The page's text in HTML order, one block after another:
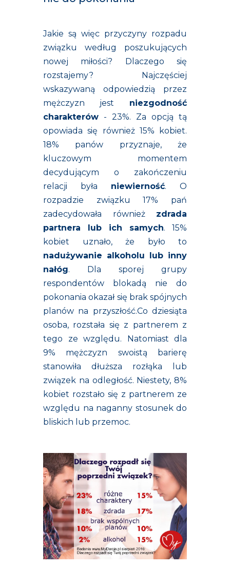
Jakie są więc przyczyny rozpadu
związku według poszukujących
nowej miłości? Dlaczego się
rozstajemy? Najczęściej
wskazywaną odpowiedzią przez
mężczyzn jest niezgodność
charakterów - 23%. Za opcją tą
opowiada się również 15% kobiet.
18% panów przyznaje, że
kluczowym momentem
decydującym o zakończeniu
relacji była niewierność. O
rozpadzie związku 17% pań
zadecydowała również zdrada
partnera lub ich samych. 15%
kobiet uznało, że było to
nadużywanie alkoholu lub inny
nałóg. Dla sporej grupy
respondentów blokadą nie do
pokonania okazał się brak spójnych
planów na przyszłość.Co dziesiąta
osoba, rozstała się z partnerem z
tego ze względu. Natomiast dla
9% mężczyzn swoistą barierę
stanowiła dłuższa rozłąka lub
związek na odległość. Niestety, 8%
kobiet rozstało się z partnerem ze
względu na naganny stosunek do
bliskich lub przemoc.